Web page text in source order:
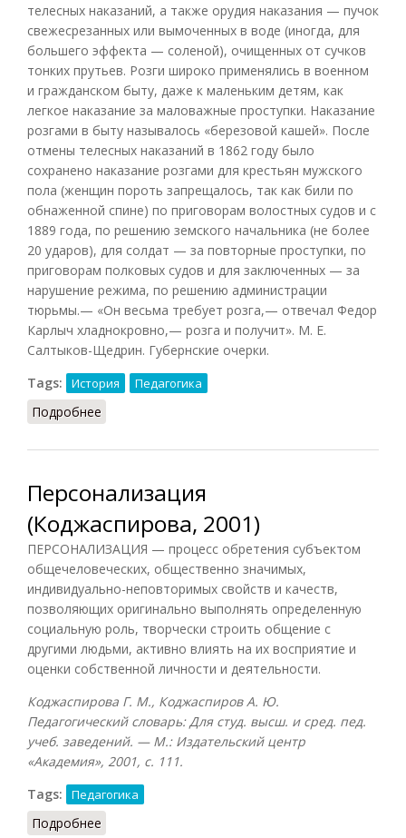
телесных наказаний, а также орудия наказания — пучок
свежесрезанных или вымоченных в воде (иногда, для
большего эффекта — соленой), очищенных от сучков
тонких прутьев. Розги широко применялись в военном
и гражданском быту, даже к маленьким детям, как
легкое наказание за маловажные проступки. Наказание
розгами в быту называлось «березовой кашей». После
отмены телесных наказаний в 1862 году было
сохранено наказание розгами для крестьян мужского
пола (женщин пороть запрещалось, так как били по
обнаженной спине) по приговорам волостных судов и с
1889 года, по решению земского начальника (не более
20 ударов), для солдат — за повторные проступки, по
приговорам полковых судов и для заключенных — за
нарушение режима, по решению администрации
тюрьмы.— «Он весьма требует розга,— отвечал Федор
Карлыч хладнокровно,— розга и получит». М. Е.
Салтыков-Щедрин. Губернские очерки.
Tags:
История Педагогика
Подробнее
Персонализация
(Коджаспирова, 2001)
ПЕРСОНАЛИЗАЦИЯ — процесс обретения субъектом
общечеловеческих, общественно значимых,
индивидуально-неповторимых свойств и качеств,
позволяющих оригинально выполнять определенную
социальную роль, творчески строить общение с
другими людьми, активно влиять на их восприятие и
оценки собственной личности и деятельности.
Коджаспирова Г. М., Коджаспиров А. Ю.
Педагогический словарь: Для студ. высш. и сред. пед.
учеб. заведений. — М.: Издательский центр
«Академия», 2001, с. 111.
Tags:
Педагогика
Подробнее